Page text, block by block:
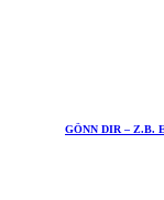
GÖNN DIR – Z.B.